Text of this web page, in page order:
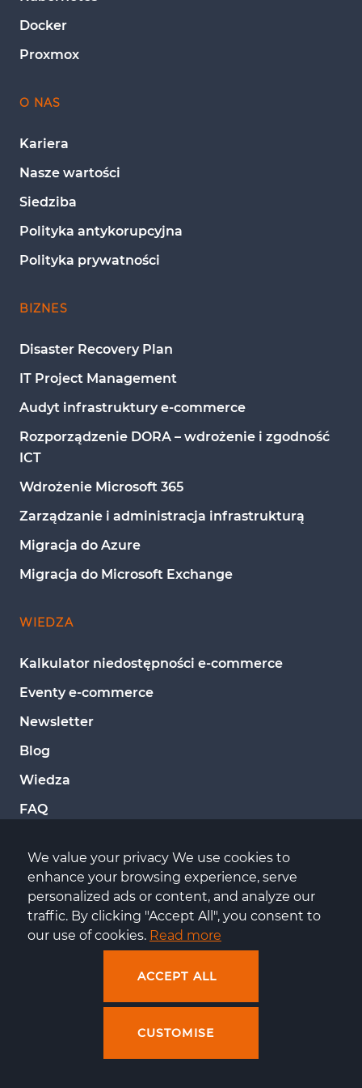
Docker
Proxmox
O NAS
Kariera
Nasze wartości
Siedziba
Polityka antykorupcyjna
Polityka prywatności
BIZNES
Disaster Recovery Plan
IT Project Management
Audyt infrastruktury e-commerce
Rozporządzenie DORA – wdrożenie i zgodność
ICT
Wdrożenie Microsoft 365
Zarządzanie i administracja infrastrukturą
Migracja do Azure
Migracja do Microsoft Exchange
WIEDZA
Kalkulator niedostępności e-commerce
Eventy e-commerce
Newsletter
Blog
Wiedza
FAQ
TECHNOLOGIE
Administracja serwerami
Serwery dedykowane
Amazon Web Services
We value your privacy We use cookies to
enhance your browsing experience, serve
personalized ads or content, and analyze our
traffic. By clicking "Accept All", you consent to
our use of cookies. Read more
ACCEPT ALL
CUSTOMISE